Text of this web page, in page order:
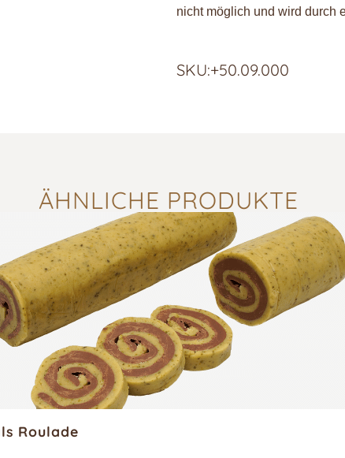
nicht möglich und wird durch
SKU:+50.09.000
ÄHNLICHE PRODUKTE
Roulade